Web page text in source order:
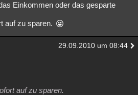
Einkommen oder das gesparte
auf zu sparen.
29.09.2010 um 08:44
auf zu sparen.